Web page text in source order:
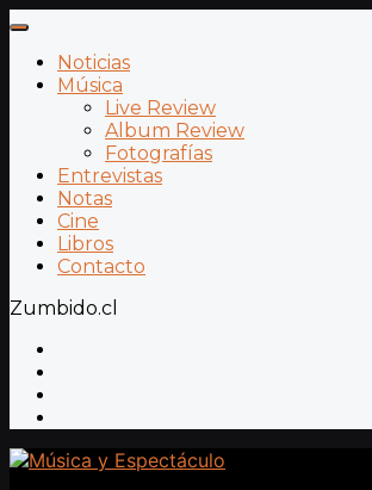
Noticias
Música
Live Review
Album Review
Fotografías
Entrevistas
Notas
Cine
Libros
Contacto
Zumbido.cl